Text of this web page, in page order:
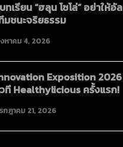
เรียน “ฮลุน โซโล่” อย่าให้อัล
มชนะจริยธรรม
หาคม 4, 2026
Exposition 2026
วที Healthylicious ครั้งแรก!
กฎาคม 21, 2026